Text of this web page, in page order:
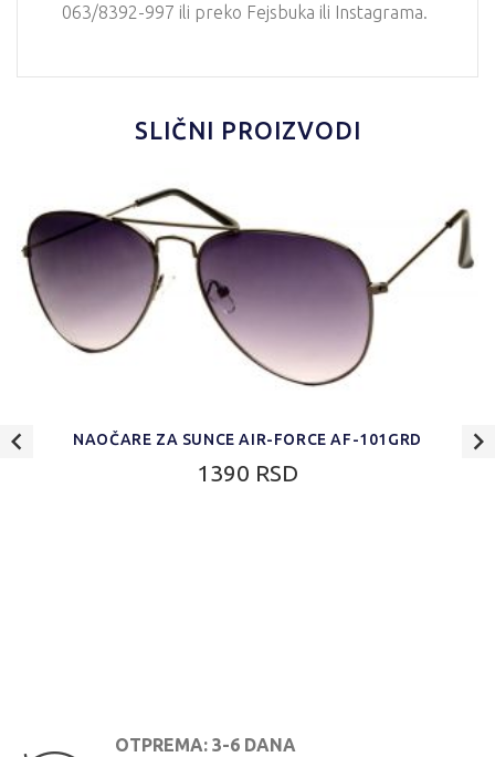
063/8392-997 ili preko Fejsbuka ili Instagrama.
SLIČNI PROIZVODI
NAOČARE ZA SUNCE AIR-FORCE AF-101GRD
1390 RSD
OTPREMA: 3-6 DANA